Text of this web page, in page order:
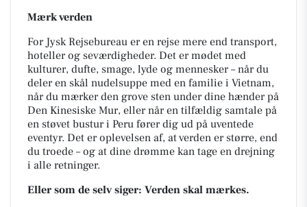
Mærk verden
For Jysk Rejsebureau er en rejse mere end transport,
hoteller og seværdigheder. Det er mødet med
kulturer, dufte, smage, lyde og mennesker – når du
deler en skål nudelsuppe med en familie i Vietnam,
når du mærker den grove sten under dine hænder på
Den Kinesiske Mur, eller når en tilfældig samtale på
en støvet bustur i Peru fører dig ud på uventede
eventyr. Det er oplevelsen af, at verden er større, end
du troede – og at dine drømme kan tage en drejning
i alle retninger.
Eller som de selv siger: Verden skal mærkes.